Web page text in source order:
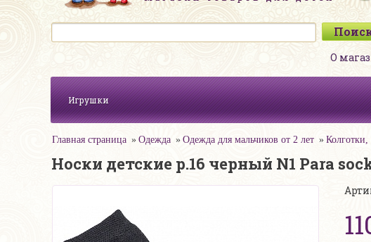
О
Игрушки
Главная страница Одежда Одежда для мальчиков от 2 лет Колготки,
Носки детские р.16 черный N1 Para